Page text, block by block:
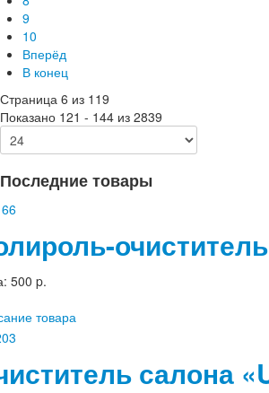
9
10
Вперёд
В конец
Страница 6 из 119
Показано 121 - 144 из 2839
Последние товары
500 p.
товара
салона